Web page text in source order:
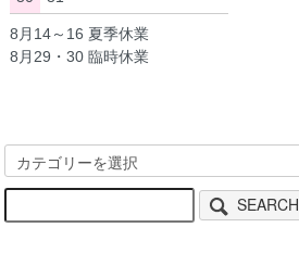
8月14～16 夏季休業
8月29・30 臨時休業
SEARCH